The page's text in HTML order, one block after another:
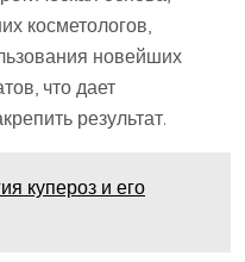
косметологов,
новейших
что дает
результат.
купероз и его